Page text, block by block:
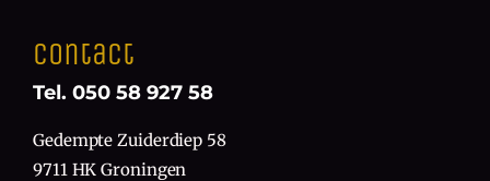
Contact
Tel. 050 58 927 58
Gedempte Zuiderdiep 58
9711 HK Groningen